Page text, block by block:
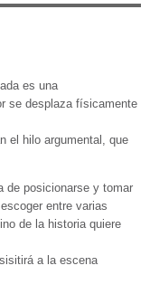
es una
se desplaza físicamente
el hilo argumental, que
de posicionarse y tomar
entre varias
de la historia quiere
a la escena